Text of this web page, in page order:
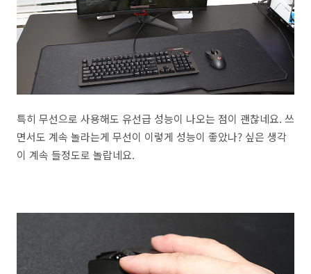
특히 무선으로 사용해도 유선급 성능이 나오는 점이 괜찮네요. 쓰
면서도 계속 놀라는게 무선이 이렇게 성능이 좋았나? 싶은 생각
이 계속 들정도로 놀랍네요.